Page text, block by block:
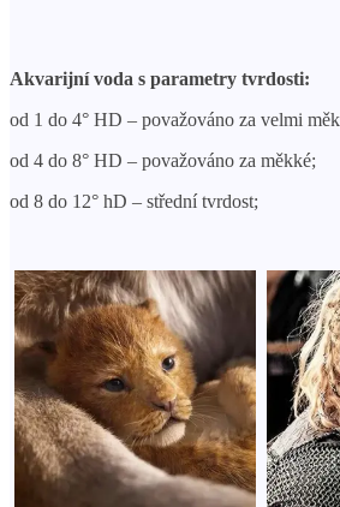
Akvarijní voda s parametry tvrdosti:
od 1 do 4° HD – považováno za velmi
od 4 do 8° HD – považováno za měkké;
od 8 do 12° hD – střední tvrdost;